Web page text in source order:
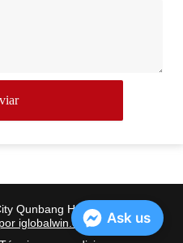
Qunbang Hardware Co.,
iglobalwin.com
Ask us